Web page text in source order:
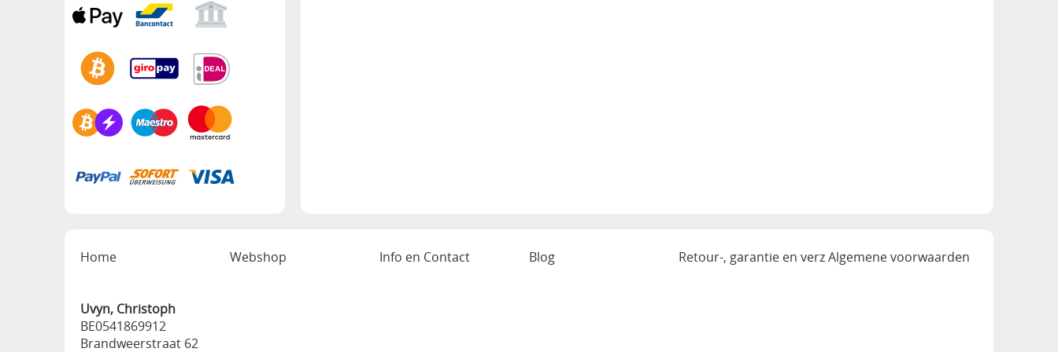
Home Webshop Info en Contact Blog Retour-, garantie en verzAlgemene voorwaarden
Uvyn, Christoph
BE0541869912
Brandweerstraat 62